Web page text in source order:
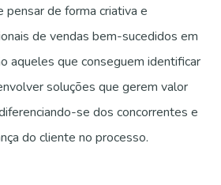
pensar de forma criativa e
de vendas bem-sucedidos em
aqueles que conseguem identificar
soluções que gerem valor
se dos concorrentes e
do cliente no processo.